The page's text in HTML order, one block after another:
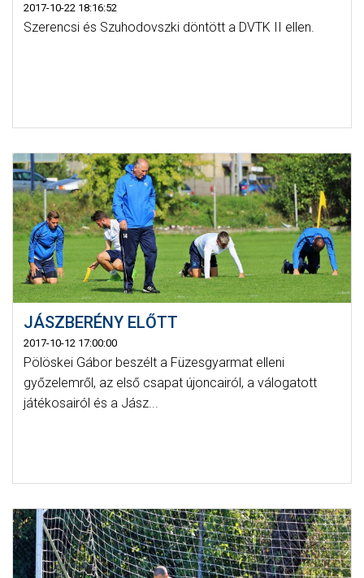
2017-10-22 18:16:52
Szerencsi és Szuhodovszki döntött a DVTK II ellen.
JÁSZBERÉNY ELŐTT
2017-10-12 17:00:00
Pölöskei Gábor beszélt a Füzesgyarmat elleni
győzelemről, az első csapat újoncairól, a válogatott
játékosairól és a Jász...